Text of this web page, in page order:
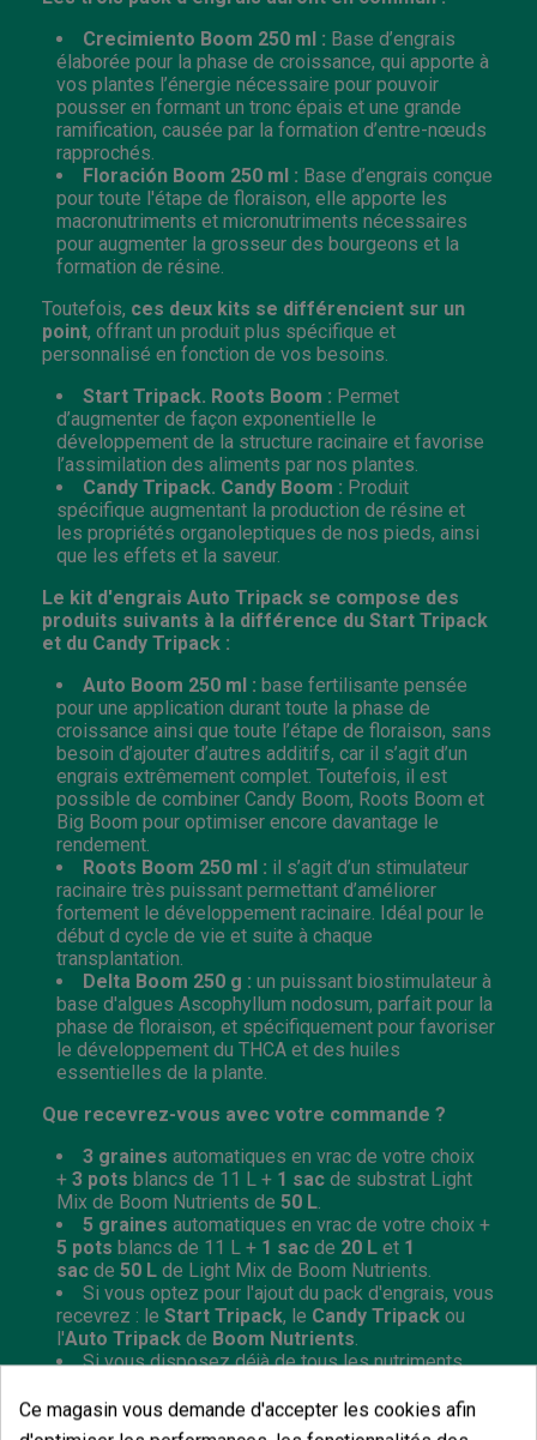
Crecimiento Boom 250 ml : Base d’engrais
élaborée pour la phase de croissance, qui apporte à
vos plantes l’énergie nécessaire pour pouvoir
pousser en formant un tronc épais et une grande
ramification, causée par la formation d’entre-nœuds
rapprochés.
Floración Boom 250 ml : Base d’engrais conçue
pour toute l'étape de floraison, elle apporte les
macronutriments et micronutriments nécessaires
pour augmenter la grosseur des bourgeons et la
formation de résine.
Toutefois, ces deux kits se différencient sur un
point, offrant un produit plus spécifique et
personnalisé en fonction de vos besoins.
Start Tripack. Roots Boom : Permet
d’augmenter de façon exponentielle le
développement de la structure racinaire et favorise
l’assimilation des aliments par nos plantes.
Candy Tripack. Candy Boom : Produit
spécifique augmentant la production de résine et
les propriétés organoleptiques de nos pieds, ainsi
que les effets et la saveur.
Le kit d'engrais Auto Tripack se compose des
produits suivants à la différence du Start Tripack
et du Candy Tripack :
Auto Boom 250 ml : base fertilisante pensée
pour une application durant toute la phase de
croissance ainsi que toute l’étape de floraison, sans
besoin d’ajouter d’autres additifs, car il s’agit d’un
engrais extrêmement complet. Toutefois, il est
possible de combiner Candy Boom, Roots Boom et
Big Boom pour optimiser encore davantage le
rendement.
Roots Boom 250 ml : il s’agit d’un stimulateur
racinaire très puissant permettant d’améliorer
fortement le développement racinaire. Idéal pour le
début d cycle de vie et suite à chaque
transplantation.
Delta Boom 250 g : un puissant biostimulateur à
base d'algues Ascophyllum nodosum, parfait pour la
phase de floraison, et spécifiquement pour favoriser
le développement du THCA et des huiles
essentielles de la plante.
Que recevrez-vous avec votre commande ?
3 graines automatiques en vrac de votre choix
+ 3 pots blancs de 11 L + 1 sac de substrat Light
Mix de Boom Nutrients de 50 L
5 graines automatiques en vrac de votre choix +
5 pots blancs de 11 L + 1 sac de 20 L et 1
sac de 50 L de Light Mix de Boom Nutrients.
Si vous optez pour l'ajout du pack d'engrais, vous
recevrez : le Start Tripack, le Candy Tripack ou
l'Auto Tripack de Boom Nutrients
Si vous disposez déjà de tous les nutriments
d'engrais, sélectionnez l’optionsans engraisdans le
menu déroulant.
Ce magasin vous demande d'accepter les cookies afin